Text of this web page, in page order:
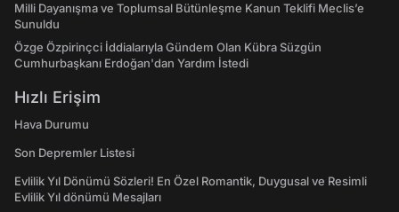
Milli Dayanışma ve Toplumsal Bütünleşme Kanun Teklifi Meclis’e
Sunuldu
Özge Özpirinçci İddialarıyla Gündem Olan Kübra Süzgün
Cumhurbaşkanı Erdoğan'dan Yardım İstedi
Hızlı Erişim
Hava Durumu
Son Depremler Listesi
Evlilik Yıl Dönümü Sözleri! En Özel Romantik, Duygusal ve Resimli
Evlilik Yıl dönümü Mesajları